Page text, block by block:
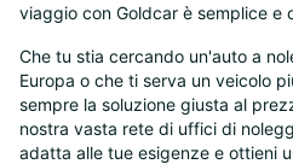
8
viaggio con Goldcar è semplice e
Che tu stia cercando un'auto a
Europa o che ti serva un veicolo
sempre la soluzione giusta al
nostra vasta rete di uffici di
adatta alle tue esigenze e ottieni